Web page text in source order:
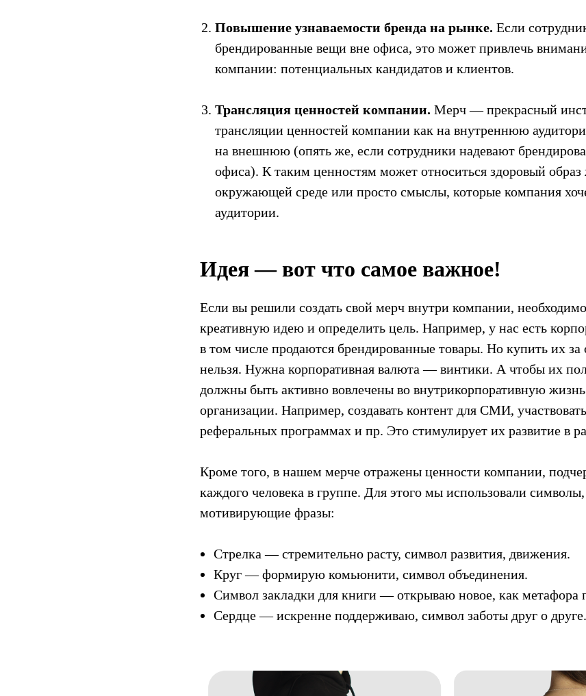
Повышение узнаваемости бренда на рынке. Если
брендированные вещи вне офиса, это может привлечь
компании: потенциальных кандидатов и клиентов.
Трансляция ценностей компании. Мерч — прекрасный
трансляции ценностей компании как на внутреннюю
на внешнюю (опять же, если сотрудники надевают
офиса). К таким ценностям может относиться здоровый образ
окружающей среде или просто смыслы, которые компания
аудитории.
Идея — вот что самое важное!
Если вы решили создать свой мерч внутри компании,
креативную идею и определить цель. Например, у нас есть
в том числе продаются брендированные товары. Но купить их
нельзя. Нужна корпоративная валюта — винтики. А чтобы их
должны быть активно вовлечены во внутрикорпоративную жизнь
организации. Например, создавать контент для СМИ,
реферальных программах и пр. Это стимулирует их развитие в
Кроме того, в нашем мерче отражены ценности компании,
каждого человека в группе. Для этого мы использовали
мотивирующие фразы:
Стрелка — стремительно расту, символ развития, движения.
Круг — формирую комьюнити, символ объединения.
Символ закладки для книги — открываю новое, как метафора
Сердце — искренне поддерживаю, символ заботы друг о друге.